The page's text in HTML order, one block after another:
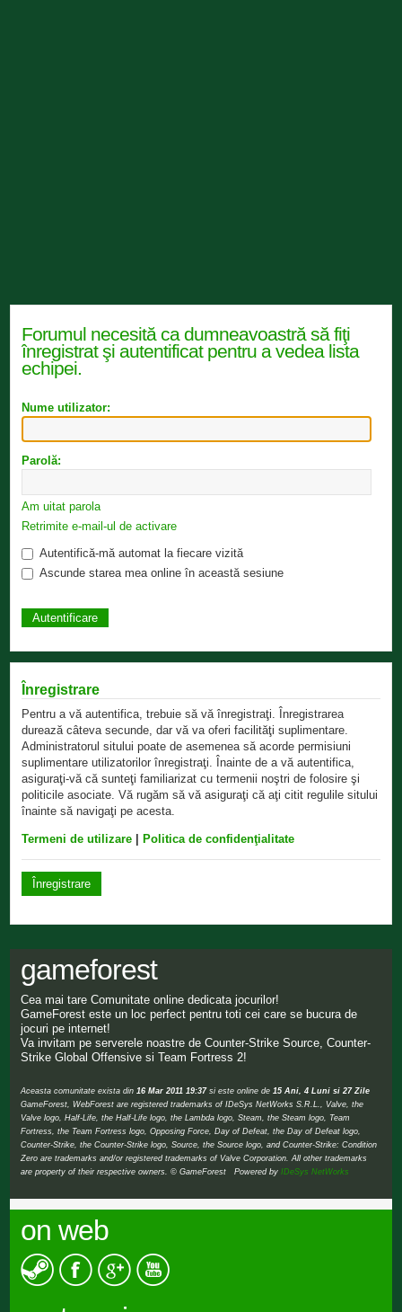
Forumul necesită ca dumneavoastră să fiţi
înregistrat şi autentificat pentru a vedea lista
echipei.
Nume utilizator:
Parolă:
Am uitat parola
Retrimite e-mail-ul de activare
Autentifică-mă automat la fiecare vizită
Ascunde starea mea online în această sesiune
Înregistrare
Pentru a vă autentifica, trebuie să vă înregistraţi. Înregistrarea
durează câteva secunde, dar vă va oferi facilităţi suplimentare.
Administratorul sitului poate de asemenea să acorde permisiuni
suplimentare utilizatorilor înregistraţi. Înainte de a vă autentifica,
asiguraţi-vă că sunteţi familiarizat cu termenii noştri de folosire şi
politicile asociate. Vă rugăm să vă asiguraţi că aţi citit regulile sitului
înainte să navigaţi pe acesta.
Termeni de utilizare Politica de confidenţialitate
Înregistrare
gameforest
Cea mai tare Comunitate online dedicata jocurilor!
GameForest este un loc perfect pentru toti cei care se bucura de
jocuri pe internet!
Va invitam pe serverele noastre de Counter-Strike Source, Counter-
Strike Global Offensive si Team Fortress 2!
Aceasta comunitate exista din 16 Mar 2011 19:37si este online de 15 Ani, 4 Luni si 27 Zile
GameForest, WebForest are registered trademarks of IDeSys NetWorks S.R.L., Valve, the
Valve logo, Half-Life, the Half-Life logo, the Lambda logo, Steam, the Steam logo, Team
Fortress, the Team Fortress logo, Opposing Force, Day of Defeat, the Day of Defeat logo,
Counter-Strike, the Counter-Strike logo, Source, the Source logo, and Counter-Strike: Condition
Zero are trademarks and/or registered trademarks of Valve Corporation. All other trademarks
are property of their respective owners. © GameForest Powered byIDeSys NetWorks
on web